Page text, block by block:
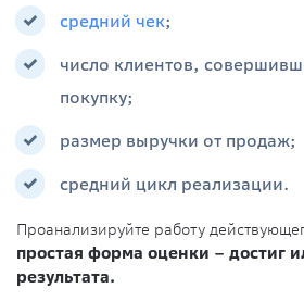
средний чек;
число клиентов,
покупку;
размер выручки от продаж;
средний цикл реализации.
Проанализируйте работу
простая форма оценки – достиг
результата.